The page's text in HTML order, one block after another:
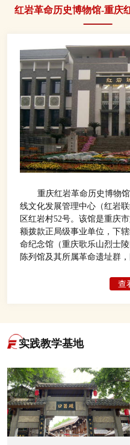
红岩革命历史博物馆-重庆
重庆红岩革命历史博物
线文化发展管理中心（红岩
区红岩村52号。该馆是重庆
额拨款正局级事业单位，下
命纪念馆（重庆歌乐山烈士
陈列馆及其所属革命遗址群
红岩革命历史博物馆以1150查
实践教学基地